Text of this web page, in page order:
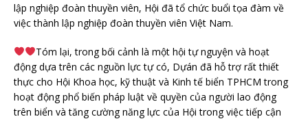
lập nghiệp đoàn thuyền viên, Hội đã tổ chức buổi tọa đàm về
việc thành lập nghiệp đoàn thuyền viên Việt Nam.
Tóm lại, trong bối cảnh là một hội tự nguyện và hoạt
động dựa trên các nguồn lực tự có, Dựán đã hỗ trợ rất thiết
thực cho Hội Khoa học, kỹ thuật và Kinh tế biển TPHCM trong
hoạt động phổ biến pháp luật về quyền của người lao động
trên biển và tăng cường năng lực của Hội trong việc tiếp cận